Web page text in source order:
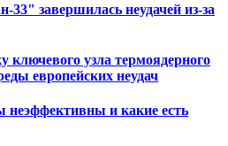
завершилась неудачей из-за
ключевого узла термоядерного
европейских неудач
и какие есть